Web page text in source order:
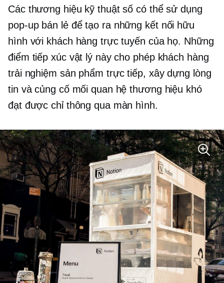
Các thương hiệu kỹ thuật số có thể sử dụng
pop-upbán lẻ để tạo ra những kết nối hữu
hình với khách hàng trực tuyến của họ. Những
điểm tiếp xúc vật lý này cho phép khách hàng
trải nghiệm sản phẩm trực tiếp, xây dựng lòng
tin và củng cố mối quan hệ thương hiệu khó
đạt được chỉ thông qua màn hình.